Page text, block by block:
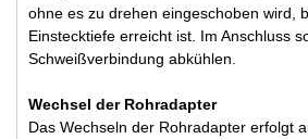
ohne es zu drehen eingeschoben wird,
Einstecktiefe erreicht ist. Im Anschluss
Schweißverbindung abkühlen.
Wechsel der Rohradapter
Das Wechseln der Rohradapter erfolgt